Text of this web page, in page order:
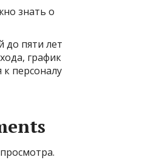
знать о
до пяти лет
график
персоналу